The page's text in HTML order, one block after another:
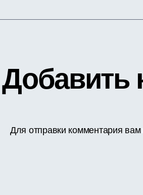
Добавить
Для отправки комментария